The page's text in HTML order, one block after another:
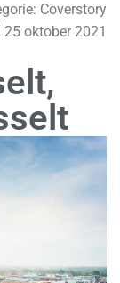
Coverstory
25 oktober 2021